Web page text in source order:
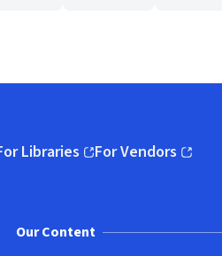
Libraries
in new window)
For Vendors
(opens in new
Our Content